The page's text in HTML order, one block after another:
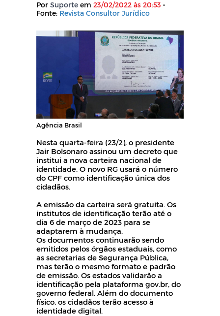
Por Suporte em 23/02/2022 às 20:53 •
Fonte: Revista Consultor Jurídico
Agência Brasil
Nesta quarta-feira (23/2), o presidente
Jair Bolsonaro assinou um decreto que
institui a nova carteira nacional de
identidade. O novo RG usará o número
do CPF como identificação única dos
cidadãos.
A emissão da carteira será gratuita. Os
institutos de identificação terão até o
dia 6 de março de 2023 para se
adaptarem à mudança.
Os documentos continuarão sendo
emitidos pelos órgãos estaduais, como
as secretarias de Segurança Pública,
mas terão o mesmo formato e padrão
de emissão. Os estados validarão a
identificação pela plataforma gov.br, do
governo federal. Além do documento
físico, os cidadãos terão acesso à
identidade digital.